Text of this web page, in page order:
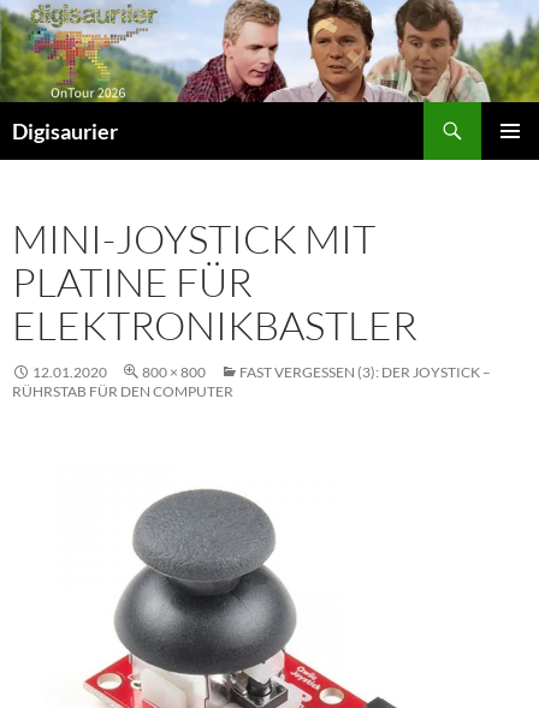
Zum
Inhalt
springen
Digisaurier
MINI-JOYSTICK MIT
PLATINE FÜR
ELEKTRONIKBASTLER
12.01.2020 800 × 800
FAST VERGESSEN (3): DER JOYSTICK –
RÜHRSTAB FÜR DEN COMPUTER